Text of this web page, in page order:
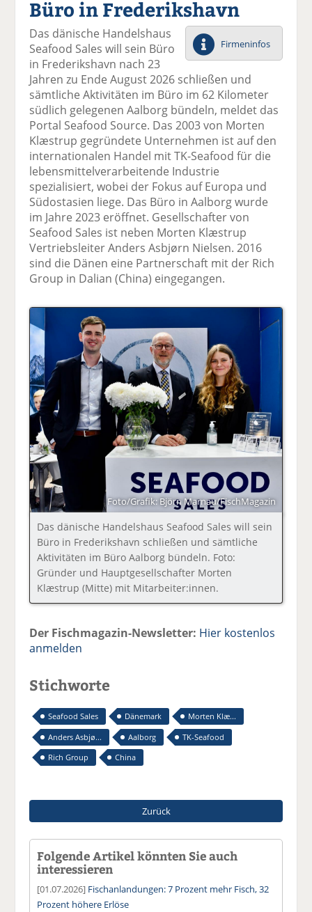
el
a
uf
F
ac
e
b
o
o
k
te
il
e
n
el
t
wi
tt
er
n
uf
Li
n
k
e
di
n
te
il
n
er
E
m
l
v
er
se
n
e
n
ck
e
Büro in Frederikshavn
Firmeninfos
Das dänische Handelshaus
Seafood Sales will sein Büro
in Frederikshavn nach 23
Jahren zu Ende August 2026 schließen und
sämtliche Aktivitäten im Büro im 62 Kilometer
südlich gelegenen Aalborg bündeln, meldet das
Portal Seafood Source. Das 2003 von Morten
Klæstrup gegründete Unternehmen ist auf den
internationalen Handel mit TK-Seafood für die
lebensmittelverarbeitende Industrie
spezialisiert, wobei der Fokus auf Europa und
Südostasien liege. Das Büro in Aalborg wurde
im Jahre 2023 eröffnet. Gesellschafter von
Seafood Sales ist neben Morten Klæstrup
Vertriebsleiter Anders Asbjørn Nielsen. 2016
sind die Dänen eine Partnerschaft mit der Rich
Group in Dalian (China) eingegangen.
Foto/Grafik: Björn Marnau/FischMagazin
Das dänische Handelshaus Seafood Sales will sein
Büro in Frederikshavn schließen und sämtliche
Aktivitäten im Büro Aalborg bündeln. Foto:
Gründer und Hauptgesellschafter Morten
Klæstrup (Mitte) mit Mitarbeiter:innen.
Der Fischmagazin-Newsletter: Hier kostenlos
anmelden
Stichworte
Seafood Sales Dänemark
Morten Klæ...
Anders Asbjø...
Aalborg
TK-Seafood
Rich Group
China
Zurück
Folgende Artikel könnten Sie auch
interessieren
[01.07.2026] Fischanlandungen: 7 Prozent mehr Fisch, 32
Prozent höhere Erlöse